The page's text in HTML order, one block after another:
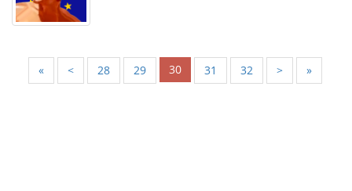
« < 28 29 30 31 32 > »